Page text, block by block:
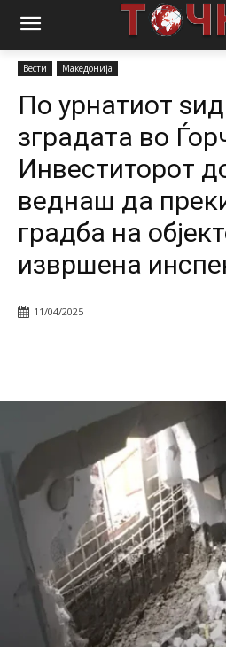
Почетна
По урнатиот ѕид на
Вести Македонија
По урнатиот
зградата во
Инвеститорот
веднаш да
градба на
извршена
11/04/2025